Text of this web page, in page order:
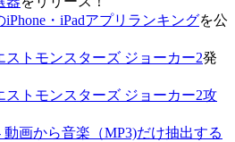
・iPadアプリランキングを公
ストモンスターズ ジョーカー2発
ストモンスターズ ジョーカー2攻
動画から音楽（MP3)だけ抽出する